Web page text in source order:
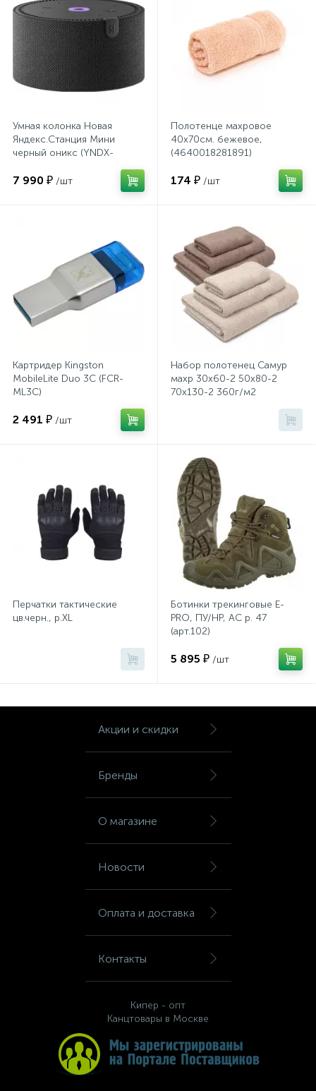
Умная колонка Новая
Яндекс.Станция Мини
черный оникс (YNDX-
7 990 ₽ /шт
Полотенце махровое
40х70см. бежевое,
(4640018281891)
174 ₽ /шт
Картридер Kingston
MobileLite Duo 3C (FCR-
ML3C)
2 491 ₽ /шт
Набор полотенец Самур
махр 30х60-2 50х80-2
70х130-2 360г/м2
Перчатки тактические
цв.черн., р.XL
Ботинки трекинговые E-
PRO, ПУ/НР, АС р. 47
(арт.102)
5 895 ₽ /шт
Акции и скидки
Бренды
О магазине
Новости
Оплата и доставка
Контакты
Кипер - опт
Канцтовары в Москве
Стулья для посетителей
Стулья и табуреты
Тумбы
Фурнитура и комплектующие
Цветочницы
Шкафы
Шкафы для одежды
Шкафы для сумок
Шкафы картотечные
Шкафы тамбурные